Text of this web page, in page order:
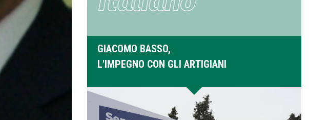
GIACOMO BASSO,
L'IMPEGNO CON GLI ARTIGIANI